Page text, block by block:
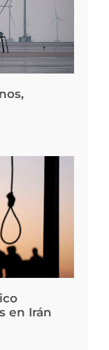
en Irán